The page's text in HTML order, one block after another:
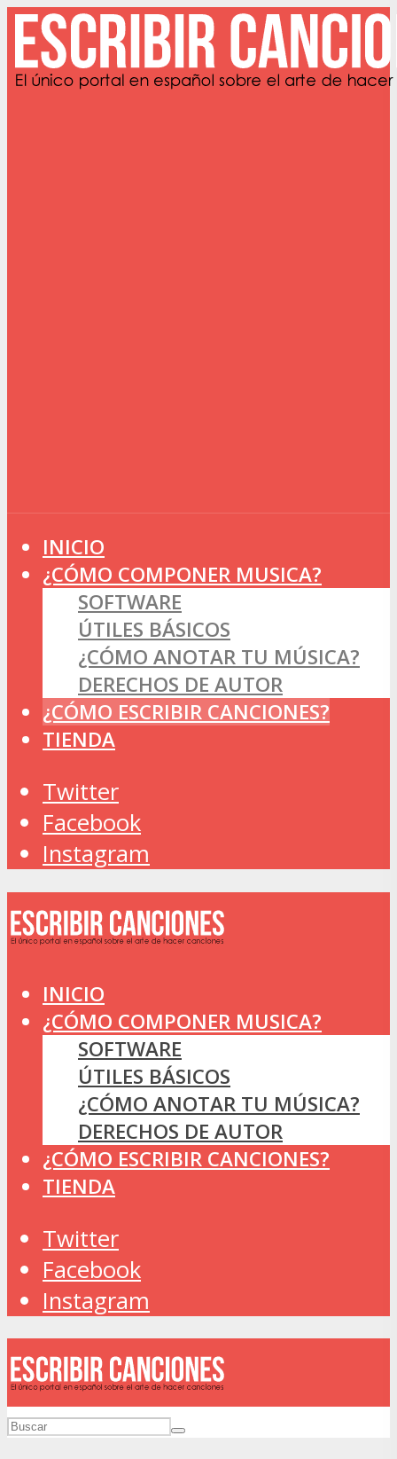
INICIO
¿CÓMO COMPONER MUSICA?
SOFTWARE
ÚTILES BÁSICOS
¿CÓMO ANOTAR TU MÚSICA?
DERECHOS DE AUTOR
¿CÓMO ESCRIBIR CANCIONES?
TIENDA
Twitter
Facebook
Instagram
INICIO
¿CÓMO COMPONER MUSICA?
SOFTWARE
ÚTILES BÁSICOS
¿CÓMO ANOTAR TU MÚSICA?
DERECHOS DE AUTOR
¿CÓMO ESCRIBIR CANCIONES?
TIENDA
Twitter
Facebook
Instagram